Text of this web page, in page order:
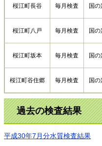
桜江町長谷 毎月検査 国の
桜江町八戸 毎月検査 国の
桜江町坂本 毎月検査 国の
桜江町谷住郷 毎月検査 国の
過去の検査結果
平成30年7月分水質検査結果